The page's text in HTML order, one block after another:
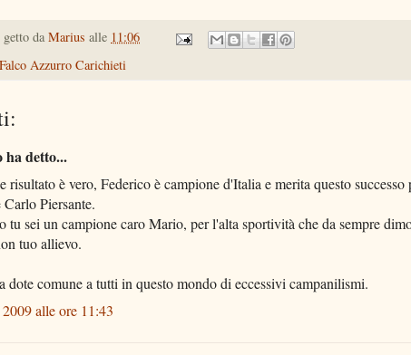
da Marius alle 11:06
Falco Azzurro Carichieti
ha detto...
risultato è vero, Federico è campione d'Italia e merita questo
Piersante.
tu sei un campione caro Mario, per l'alta sportività che da sempre
tuo allievo.
dote comune a tutti in questo mondo di eccessivi campanilismi.
alle ore 11:43